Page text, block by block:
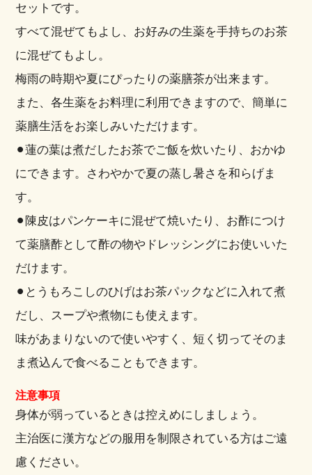
セットです。
すべて混ぜてもよし、お好みの生薬を手持ちのお茶
に混ぜてもよし。
梅雨の時期や夏にぴったりの薬膳茶が出来ます。
また、各生薬をお料理に利用できますので、簡単に
薬膳生活をお楽しみいただけます。
⚫︎蓮の葉は煮だしたお茶でご飯を炊いたり、おかゆ
にできます。さわやかで夏の蒸し暑さを和らげま
す。
⚫︎陳皮はパンケーキに混ぜて焼いたり、お酢につけ
て薬膳酢として酢の物やドレッシングにお使いいた
だけます。
⚫︎とうもろこしのひげはお茶パックなどに入れて煮
だし、スープや煮物にも使えます。
味があまりないので使いやすく、短く切ってそのま
ま煮込んで食べることもできます。
注意事項
身体が弱っているときは控えめにしましょう。
主治医に漢方などの服用を制限されている方はご遠
慮ください。